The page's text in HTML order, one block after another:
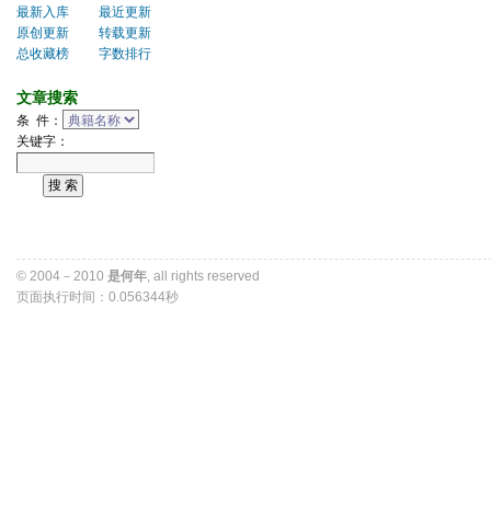
最新入库
最近更新
原创更新
转载更新
总收藏榜
字数排行
文章搜索
条 件：
关键字：
© 2004－2010 是何年 , all rights reserved
页面执行时间：0.056344秒